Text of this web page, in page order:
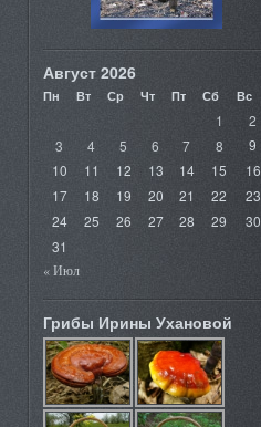
Август 2026
Пн Вт Ср Чт Пт Сб Вс
1
2
3
4 5 6 7 8
9
10
11 12 13 14 15
16
17
18 19 20 21 22
23
24
25 26 27 28 29
30
31
« Июл
Грибы Ирины Ухановой